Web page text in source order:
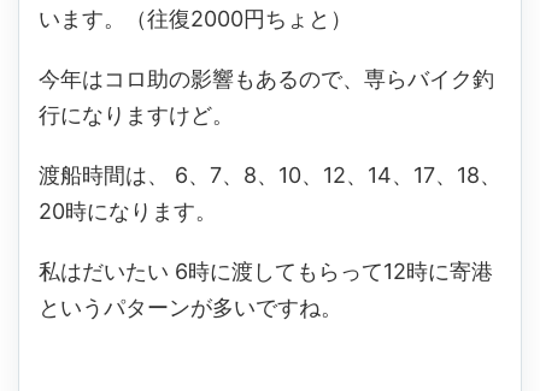
います。（往復2000円ちょと）
今年はコロ助の影響もあるので、専らバイク釣
行になりますけど。
渡船時間は、 6、7、8、10、12、14、17、18、
20時になります。
私はだいたい 6時に渡してもらって12時に寄港
というパターンが多いですね。